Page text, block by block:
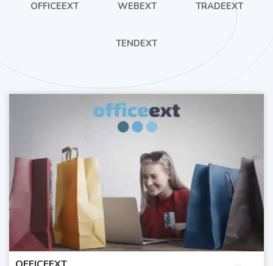
OFFICEEXT WEBEXT TRADEEXT
TENDEXT